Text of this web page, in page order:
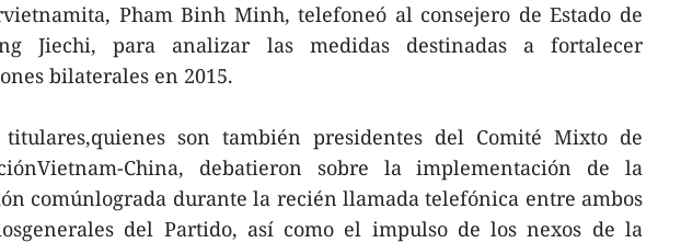
Pham Binh Minh, telefoneó al consejero de Estado de
Jiechi, para analizar las medidas destinadas a fortalecer
bilaterales en 2015.
titulares,quienes son también presidentes del Comité Mixto de
China, debatieron sobre la implementación de la
comúnlograda durante la recién llamada telefónica entre ambos
del Partido, así como el impulso de los nexos de la